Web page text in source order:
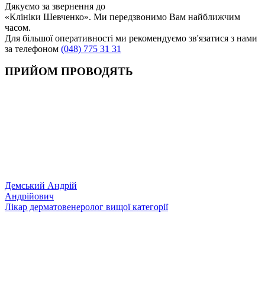
Дякуємо за звернення до
«Клініки Шевченко». Ми передзвонимо Вам найближчим
часом.
Для більшої оперативності ми рекомендуємо зв'язатися з нами
за телефоном (048) 775 31 31
ПРИЙОМ ПРОВОДЯТЬ
Демський Андрій
Андрійович
Лікар дерматовенеролог вищої категорії